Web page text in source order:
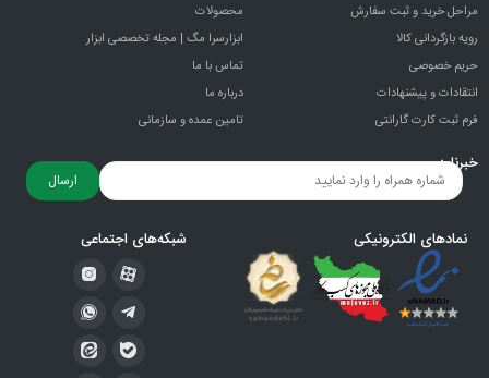
مراحل خرید و ثبت سفارش
رویه بازگردانی کالا
حریم خصوصی
انتقادات و پيشنهادات
فرم ثبت کارت گارانتی
محصولات
ابزارسرا مگ | مجله تخصصی ابزار
تماس با ما
درباره ما
تامین عمده و سازمانی
خبرنامه
ارسال
نمادهای الکترونیکی شبکه‌های اجتماعی